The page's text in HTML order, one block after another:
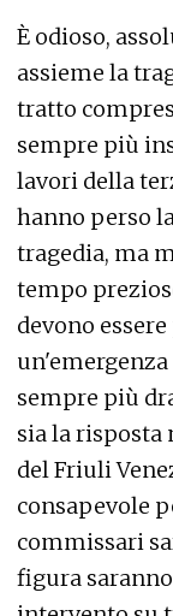
È odioso,
assieme la
tratto
sempre più
lavori della
hanno perso
tragedia, ma
tempo
devono
sempre più
sia la risposta
del Friuli
consapevole
commissari
figura